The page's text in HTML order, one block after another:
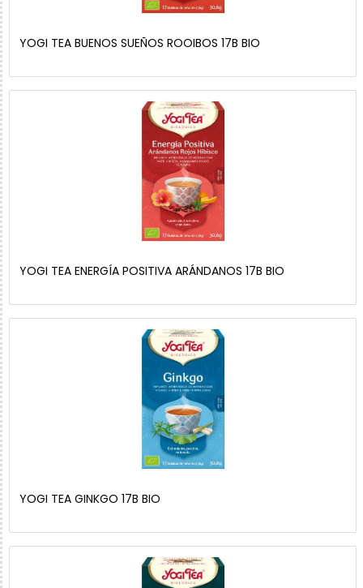
YOGI TEA BUENOS SUEÑOS ROOIBOS 17B BIO
YOGI TEA ENERGÍA POSITIVA ARÁNDANOS 17B BIO
YOGI TEA GINKGO 17B BIO